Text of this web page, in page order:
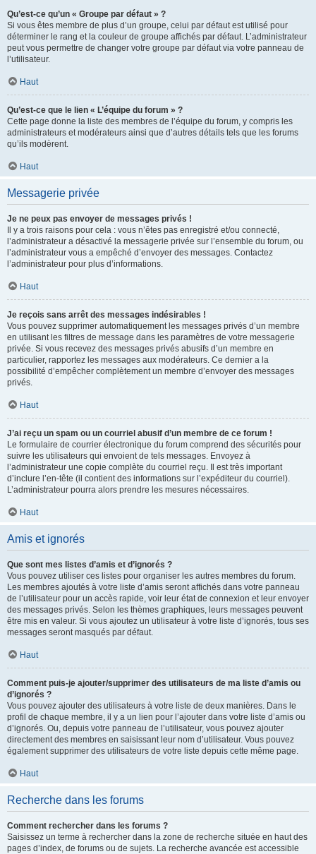
Qu’est-ce qu’un « Groupe par défaut » ?
Si vous êtes membre de plus d’un groupe, celui par défaut est utilisé pour
déterminer le rang et la couleur de groupe affichés par défaut. L’administrateur
peut vous permettre de changer votre groupe par défaut via votre panneau de
l’utilisateur.
Haut
Qu’est-ce que le lien « L’équipe du forum » ?
Cette page donne la liste des membres de l’équipe du forum, y compris les
administrateurs et modérateurs ainsi que d’autres détails tels que les forums
qu’ils modèrent.
Haut
Messagerie privée
Je ne peux pas envoyer de messages privés !
Il y a trois raisons pour cela : vous n’êtes pas enregistré et/ou connecté,
l’administrateur a désactivé la messagerie privée sur l’ensemble du forum, ou
l’administrateur vous a empêché d’envoyer des messages. Contactez
l’administrateur pour plus d’informations.
Haut
Je reçois sans arrêt des messages indésirables !
Vous pouvez supprimer automatiquement les messages privés d’un membre
en utilisant les filtres de message dans les paramètres de votre messagerie
privée. Si vous recevez des messages privés abusifs d’un membre en
particulier, rapportez les messages aux modérateurs. Ce dernier a la
possibilité d’empêcher complètement un membre d’envoyer des messages
privés.
Haut
J’ai reçu un spam ou un courriel abusif d’un membre de ce forum !
Le formulaire de courrier électronique du forum comprend des sécurités pour
suivre les utilisateurs qui envoient de tels messages. Envoyez à
l’administrateur une copie complète du courriel reçu. Il est très important
d’inclure l’en-tête (il contient des informations sur l’expéditeur du courriel).
L’administrateur pourra alors prendre les mesures nécessaires.
Haut
Amis et ignorés
Que sont mes listes d’amis et d’ignorés ?
Vous pouvez utiliser ces listes pour organiser les autres membres du forum.
Les membres ajoutés à votre liste d’amis seront affichés dans votre panneau
de l’utilisateur pour un accès rapide, voir leur état de connexion et leur envoyer
des messages privés. Selon les thèmes graphiques, leurs messages peuvent
être mis en valeur. Si vous ajoutez un utilisateur à votre liste d’ignorés, tous ses
messages seront masqués par défaut.
Haut
Comment puis-je ajouter/supprimer des utilisateurs de ma liste d’amis ou
d’ignorés ?
Vous pouvez ajouter des utilisateurs à votre liste de deux manières. Dans le
profil de chaque membre, il y a un lien pour l’ajouter dans votre liste d’amis ou
d’ignorés. Ou, depuis votre panneau de l’utilisateur, vous pouvez ajouter
directement des membres en saisissant leur nom d’utilisateur. Vous pouvez
également supprimer des utilisateurs de votre liste depuis cette même page.
Haut
Recherche dans les forums
Comment rechercher dans les forums ?
Saisissez un terme à rechercher dans la zone de recherche située en haut des
pages d’index, de forums ou de sujets. La recherche avancée est accessible